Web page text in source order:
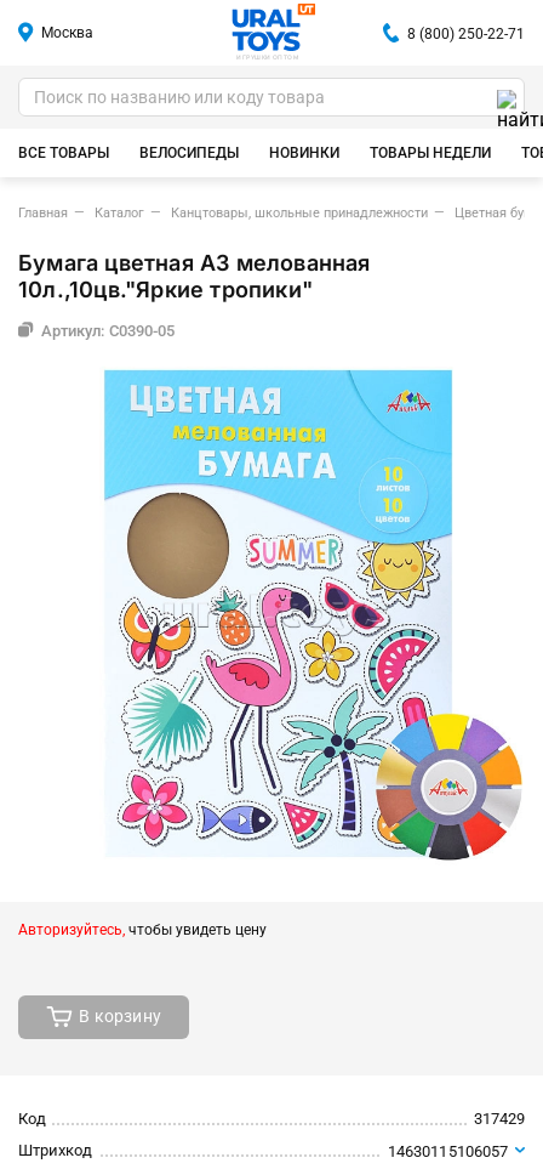
Москва
ИГРУШКИ ОПТОМ
8 (800) 250-22-71
ВСЕ ТОВАРЫ ВЕЛОСИПЕДЫ НОВИНКИ ТОВАРЫ НЕДЕЛИ
Главная Каталог Канцтовары, школьные принадлежности Цветная
Бумага цветная А3 мелованная
10л.,10цв."Яркие тропики"
Артикул: С0390-05
Авторизуйтесь, чтобы увидеть цену
В корзину
Код
317429
Штрихкод
14630115106057